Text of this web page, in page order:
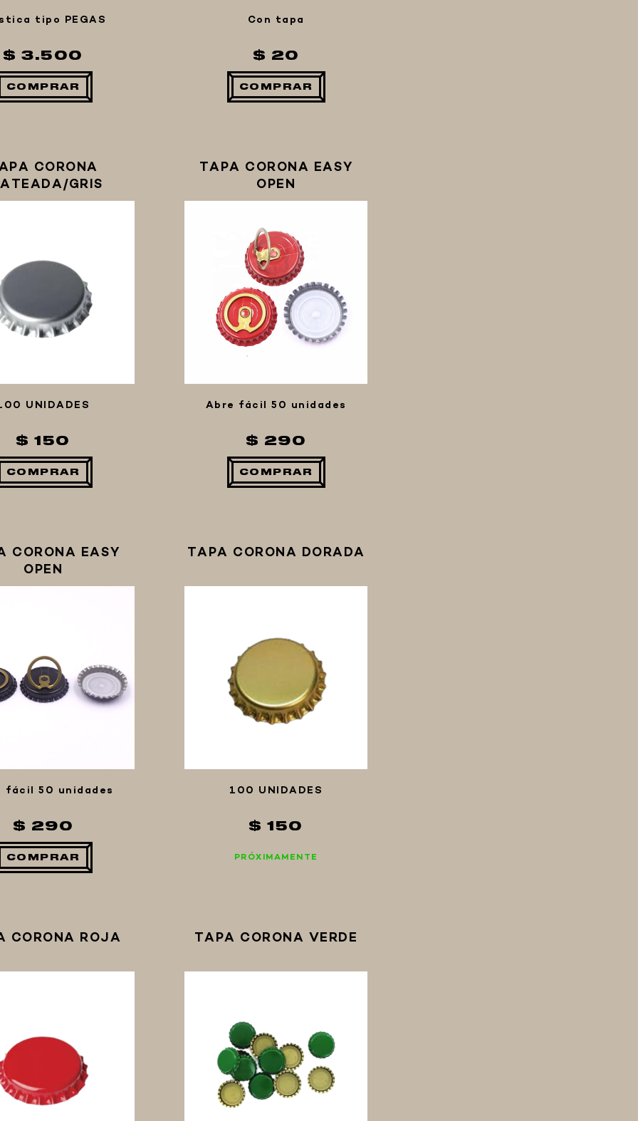
tipo PEGAS
$ 3.500
COMPRAR
Con tapa
$ 20
COMPRAR
CORONA
GRIS
UNIDADES
$ 150
COMPRAR
TAPA CORONA EASY
OPEN
Abre fácil 50 unidades
$ 290
COMPRAR
CORONA EASY
OPEN
fácil 50 unidades
$ 290
COMPRAR
TAPA CORONA DORADA
100 UNIDADES
$ 150
PRÓXIMAMENTE
CORONA ROJA TAPA CORONA VERDE